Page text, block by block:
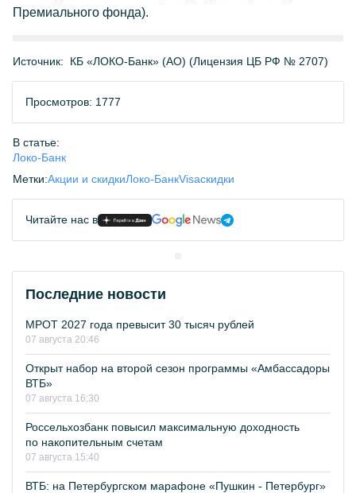
Премиального фонда).
Источник: КБ «ЛОКО-Банк» (АО) (Лицензия ЦБ РФ № 2707)
Просмотров: 1777
В статье:
Локо-Банк
Метки:Акции и скидкиЛоко-БанкVisaскидки
Читайте нас в
Последние новости
МРОТ 2027 года превысит 30 тысяч рублей
07 августа 20:46
Открыт набор на второй сезон программы «Амбассадоры
ВТБ»
07 августа 16:30
Россельхозбанк повысил максимальную доходность
по накопительным счетам
07 августа 15:40
ВТБ: на Петербургском марафоне «Пушкин - Петербург»